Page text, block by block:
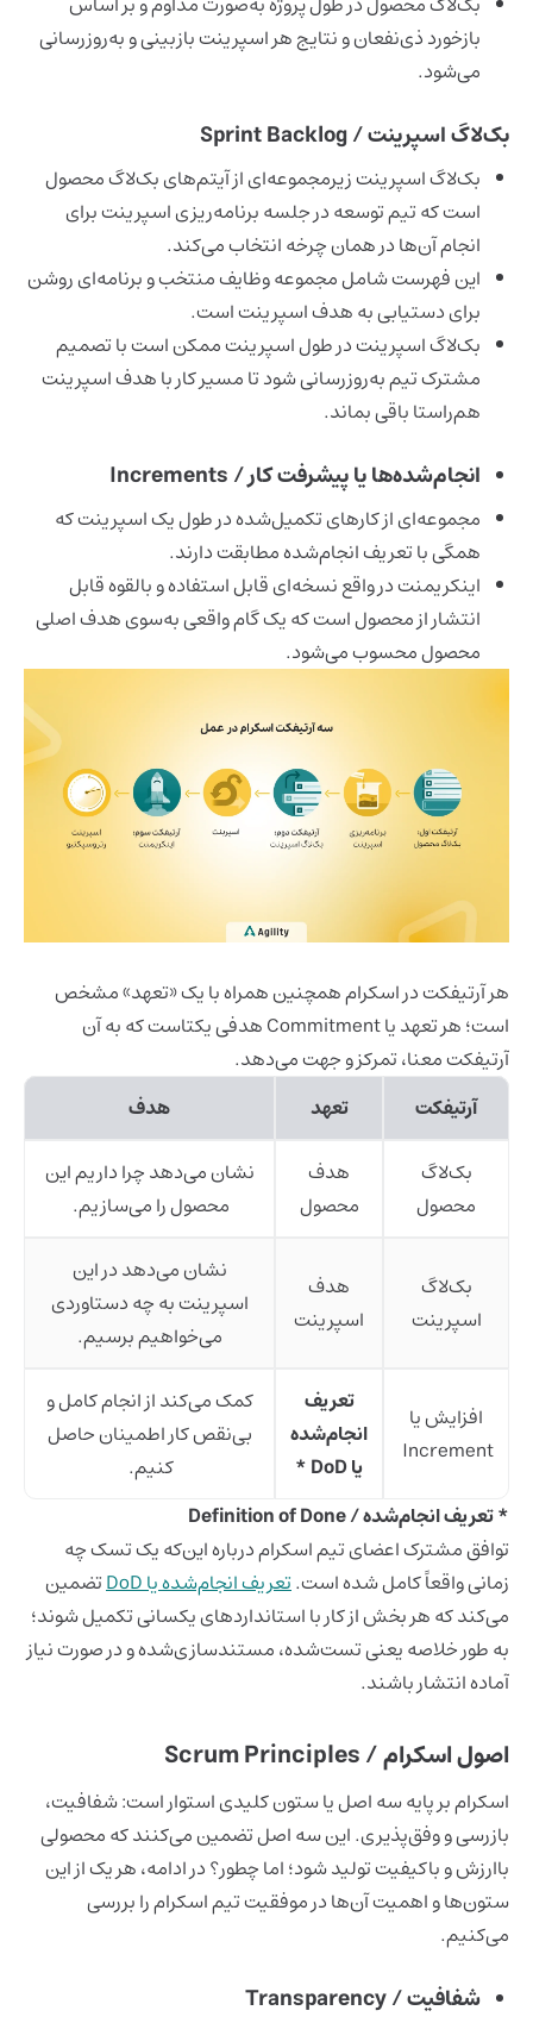
بازخورد ذی‌نفعان و نتایج هر اسپرینت بازبینی و به‌روزرسانی
می‌شود.
بک‌لاگ اسپرینت / Sprint Backlog
بک‌لاگ اسپرینت زیرمجموعه‌ای از آیتم‌های بک‌لاگ محصول
است که تیم توسعه در جلسه برنامه‌ریزی اسپرینت برای
انجام آن‌ها در همان چرخه انتخاب می‌کند.
این فهرست شامل مجموعه وظایف منتخب و برنامه‌ای روشن
برای دستیابی به هدف اسپرینت است.
بک‌لاگ اسپرینت در طول اسپرینت ممکن است با تصمیم
مشترک تیم به‌روزرسانی شود تا مسیر کار با هدف اسپرینت
هم‌راستا باقی بماند.
انجام‌شده‌ها یا پیشرفت کار / Increments
مجموعه‌ای از کارهای تکمیل‌شده در طول یک اسپرینت که
همگی با تعریف انجام‌شده مطابقت دارند.
اینکریمنت در واقع نسخه‌ای قابل استفاده و بالقوه قابل
انتشار از محصول است که یک گام واقعی به‌سوی هدف اصلی
محصول محسوب می‌شود.
هر آرتیفکت در اسکرام همچنین همراه با یک «تعهد» مشخص
است؛ هر تعهد یا Commitment هدفی یکتاست که به آن
آرتیفکت معنا، تمرکز و جهت می‌دهد.
آرتیفکت
تعهد
هدف
بک‌لاگ
محصول
هدف
محصول
نشان می‌دهد چرا داریم این
محصول را می‌سازیم.
بک‌لاگ
اسپرینت
هدف
اسپرینت
نشان می‌دهد در این
اسپرینت به چه دستاوردی
می‌خواهیم برسیم.
افزایش یا
Increment
تعریف
انجام‌شده
یا DoD *
کمک می‌کند از انجام کامل و
بی‌نقص کار اطمینان حاصل
کنیم.
* تعریف انجام‌شده / Definition of Done
توافق مشترک اعضای تیم اسکرام درباره این‌که یک تسک چه
زمانی واقعاً کامل شده است.تعریف انجام‌شده یا DoD
تضمین
می‌کند که هر بخش از کار با استانداردهای یکسانی تکمیل شوند؛
به طور خلاصه یعنی تست‌شده، مستندسازی‌شده و در صورت نیاز
آماده انتشار باشند.
اصول اسکرام / Scrum Principles
اسکرام بر پایه سه اصل یا ستون کلیدی استوار است: شفافیت،
بازرسی و وفق‌پذیری. این سه اصل تضمین می‌کنند که محصولی
باارزش و باکیفیت تولید شود؛ اما چطور؟ در ادامه، هر یک از این
ستون‌ها و اهمیت آن‌ها در موفقیت تیم اسکرام را بررسی
می‌کنیم.
شفافیت / Transparency